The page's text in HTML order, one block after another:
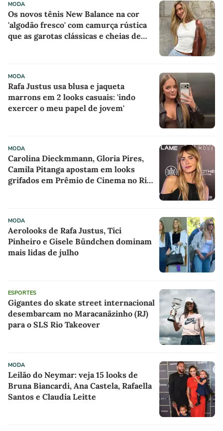
MODA
Os novos tênis New Balance na cor
'algodão fresco' com camurça rústica
que as garotas clássicas e cheias de
MODA
Rafa Justus usa blusa e jaqueta
marrons em 2 looks casuais: 'indo
exercer o meu papel de jovem'
MODA
Carolina Dieckmmann, Gloria Pires,
Camila Pitanga apostam em looks
grifados em Prêmio de Cinema no Rio
MODA
Aerolooks de Rafa Justus, Tici
Pinheiro e Gisele Bündchen dominam
mais lidas de julho
ESPORTES
Gigantes do skate street internacional
desembarcam no Maracanãzinho (RJ)
para o SLS Rio Takeover
MODA
Leilão do Neymar: veja 15 looks de
Bruna Biancardi, Ana Castela, Rafaella
Santos e Claudia Leitte